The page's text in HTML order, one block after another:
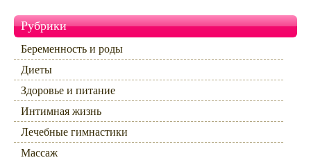
Рубрики
Беременность и роды
Диеты
Здоровье и питание
Интимная жизнь
Лечебные гимнастики
Массаж